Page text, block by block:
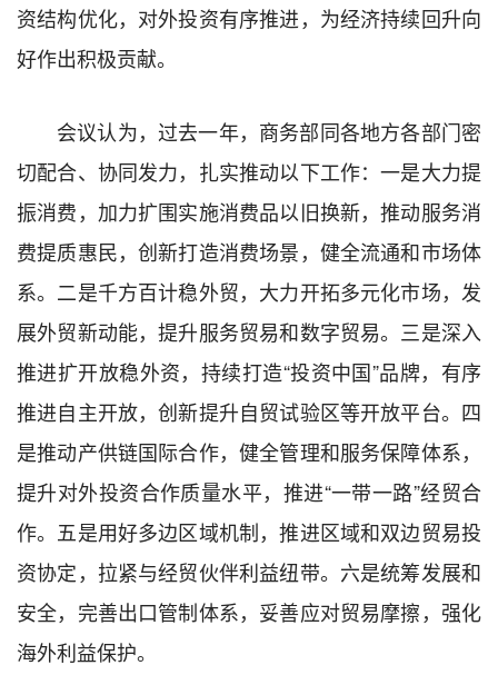
资结构优化，对外投资有序推进，为经济持续回升向
好作出积极贡献。
会议认为，过去一年，商务部同各地方各部门密
切配合、协同发力，扎实推动以下工作：一是大力提
振消费，加力扩围实施消费品以旧换新，推动服务消
费提质惠民，创新打造消费场景，健全流通和市场体
系。二是千方百计稳外贸，大力开拓多元化市场，发
展外贸新动能，提升服务贸易和数字贸易。三是深入
推进扩开放稳外资，持续打造“投资中国”品牌，有序
推进自主开放，创新提升自贸试验区等开放平台。四
是推动产供链国际合作，健全管理和服务保障体系，
提升对外投资合作质量水平，推进“一带一路”经贸合
作。五是用好多边区域机制，推进区域和双边贸易投
资协定，拉紧与经贸伙伴利益纽带。六是统筹发展和
安全，完善出口管制体系，妥善应对贸易摩擦，强化
海外利益保护。